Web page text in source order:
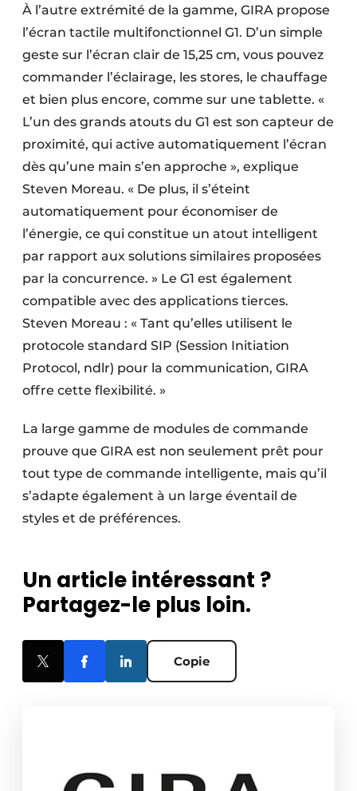
À l’autre extrémité de la gamme, GIRA propose
l’écran tactile multifonctionnel G1. D’un simple
geste sur l’écran clair de 15,25 cm, vous pouvez
commander l’éclairage, les stores, le chauffage
et bien plus encore, comme sur une tablette. «
L’un des grands atouts du G1 est son capteur de
proximité, qui active automatiquement l’écran
dès qu’une main s’en approche », explique
Steven Moreau. « De plus, il s’éteint
automatiquement pour économiser de
l’énergie, ce qui constitue un atout intelligent
par rapport aux solutions similaires proposées
par la concurrence. » Le G1 est également
compatible avec des applications tierces.
Steven Moreau : « Tant qu’elles utilisent le
protocole standard SIP (Session Initiation
Protocol, ndlr) pour la communication, GIRA
offre cette flexibilité. »
La large gamme de modules de commande
prouve que GIRA est non seulement prêt pour
tout type de commande intelligente, mais qu’il
s’adapte également à un large éventail de
styles et de préférences.
Un article intéressant ?
Partagez-le plus loin.
Copie